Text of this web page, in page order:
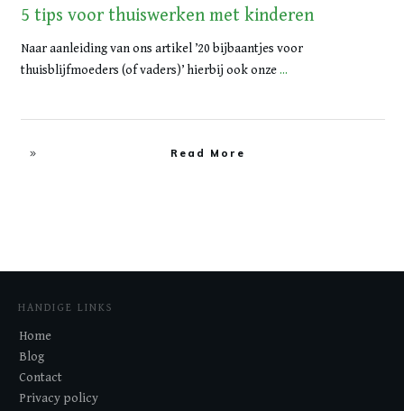
5 tips voor thuiswerken met kinderen
Naar aanleiding van ons artikel ’20 bijbaantjes voor
thuisblijfmoeders (of vaders)’ hierbij ook onze...
Read More
HANDIGE LINKS
Home
Blog
Contact
Privacy policy